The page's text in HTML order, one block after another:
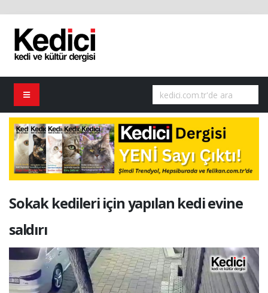
Sokak kedileri için yapılan kedi evine
saldırı